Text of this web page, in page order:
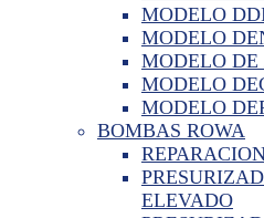
MODELO
MODELO
MODELO DE
MODELO
MODELO
BOMBAS ROWA
ELEVADO